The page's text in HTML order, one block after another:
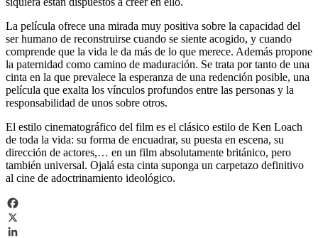
La película ofrece una mirada muy positiva sobre la capacidad del
ser humano de reconstruirse cuando se siente acogido, y cuando
comprende que la vida le da más de lo que merece. Además propone
la paternidad como camino de maduración. Se trata por tanto de una
cinta en la que prevalece la esperanza de una redención posible, una
película que exalta los vínculos profundos entre las personas y la
responsabilidad de unos sobre otros.
El estilo cinematográfico del film es el clásico estilo de Ken Loach
de toda la vida: su forma de encuadrar, su puesta en escena, su
dirección de actores,… en un film absolutamente británico, pero
también universal. Ojalá esta cinta suponga un carpetazo definitivo
al cine de adoctrinamiento ideológico.
Facebook
X